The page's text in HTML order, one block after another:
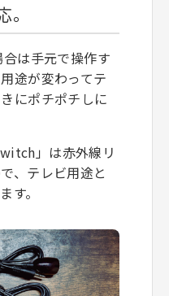
。
は手元で操作す
途が変わってテ
にポチポチしに
」は赤外線リ
、テレビ用途と
す。